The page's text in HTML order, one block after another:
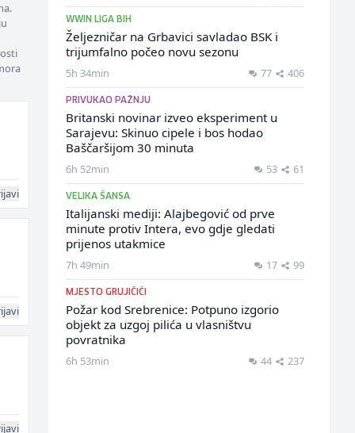
WWIN LIGA BIH
Željezničar na Grbavici savladao BSK i
trijumfalno počeo novu sezonu
5h 34min 77 406
PRIVUKAO PAŽNJU
Britanski novinar izveo eksperiment u
Sarajevu: Skinuo cipele i bos hodao
Baščaršijom 30 minuta
6h 52min 53 61
VELIKA ŠANSA
Italijanski mediji: Alajbegović od prve
minute protiv Intera, evo gdje gledati
prijenos utakmice
7h 49min 17 99
MJESTO GRUJIČIĆI
Požar kod Srebrenice: Potpuno izgorio
objekt za uzgoj pilića u vlasništvu
povratnika
6h 53min 44 237